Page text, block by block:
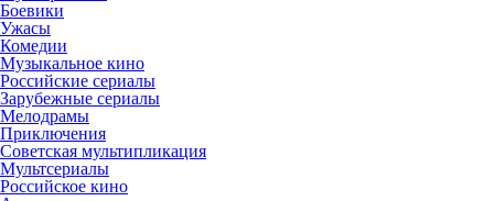
Боевики
Ужасы
Комедии
Музыкальное кино
Российские сериалы
Зарубежные сериалы
Мелодрамы
Приключения
Советская мультипликация
Мультсериалы
Российское кино